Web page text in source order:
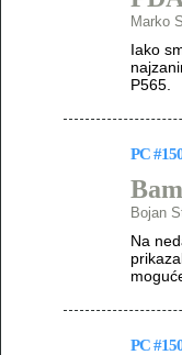
Marko
Iako
P565.
PC
Bojan
Na
PC